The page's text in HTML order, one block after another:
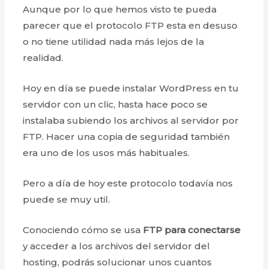
Aunque por lo que hemos visto te pueda
parecer que el protocolo FTP esta en desuso
o no tiene utilidad nada más lejos de la
realidad.
Hoy en día se puede instalar WordPress en tu
servidor con un clic, hasta hace poco se
instalaba subiendo los archivos al servidor por
FTP. Hacer una copia de seguridad también
era uno de los usos más habituales.
Pero a día de hoy este protocolo todavía nos
puede se muy util.
Conociendo cómo se usa FTP para conectarse
y acceder a los archivos del servidor del
hosting, podrás solucionar unos cuantos